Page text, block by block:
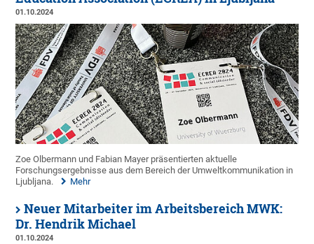
01.10.2024
Zoe Olbermann und Fabian Mayer präsentierten aktuelle
Forschungsergebnisse aus dem Bereich der Umweltkommunikation in
Ljubljana.
Mehr
Neuer Mitarbeiter im Arbeitsbereich MWK:
Dr. Hendrik Michael
01.10.2024